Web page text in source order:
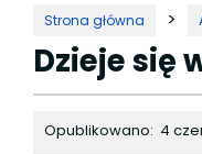
Strona główna
Dzieje się
Opublikowano: 4